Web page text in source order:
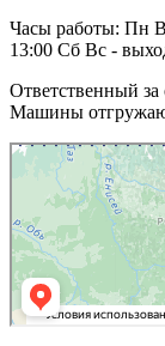
Часы работы: Пн
13:00 Сб Вс -
Ответственный за
Машины